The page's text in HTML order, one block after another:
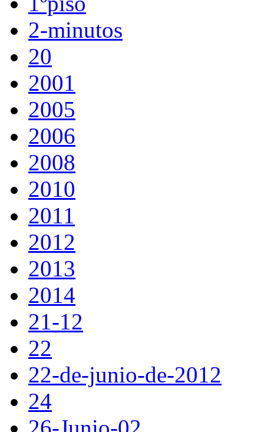
2-minutos
20
2001
2005
2006
2008
2010
2011
2012
2013
2014
21-12
22
22-de-junio-de-2012
24